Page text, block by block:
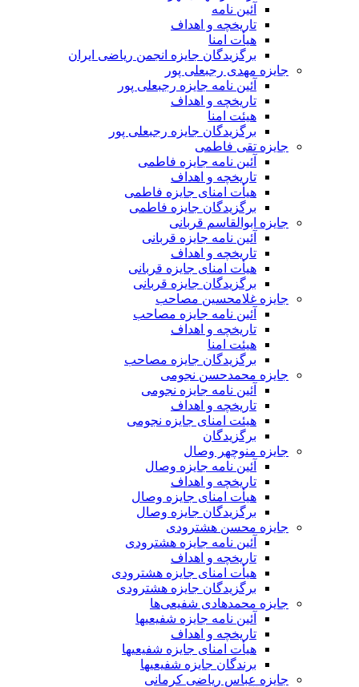
آئین نامه
تاریخچه و اهداف
هیأت امنا
برگزیدگان جایزه انجمن ریاضی ایران
جایزه مهدی رجبعلی پور
آئین نامه جایزه رجبعلی پور
تاریخچه و اهداف
هیئت امنا
برگزیدگان جایزه رجبعلی پور
جایزه تقی فاطمی
آئین نامه جایزه فاطمی
تاریخچه و اهداف
هیأت امنای جایزه فاطمی
برگزیدگان جایزه فاطمی
جایزه ابوالقاسم قربانی
آئین نامه جایزه قربانی
تاریخچه و اهداف
هیأت امنای جایزه قربانی
برگزیدگان جایزه قربانی
جایزه غلامحسین مصاحب
آئین نامه جایزه مصاحب
تاریخچه و اهداف
هیئت امنا
برگزیدگان جایزه مصاحب
جایزه محمدحسن نجومی
آئین نامه جایزه نجومی
تاریخچه و اهداف
هیئت امنای جایزه نجومی
برگزیدگان
جایزه منوچهر وصال
آئین نامه جایزه وصال
تاریخچه و اهداف
هیأت امنای جایزه وصال
برگزیدگان جایزه وصال
جایزه محسن هشترودی
آئین نامه جایزه هشترودی
تاریخچه و اهداف
هیأت امنای جایزه هشترودی
برگزیدگان جایزه هشترودی
جایزه محمدهادی شفیعی‌ها
آئین نامه جایزه شفیعیها
تاریخچه و اهداف
هیأت امنای جایزه شفیعیها
برندگان جایزه شفیعیها
جایزه عباس ریاضی کرمانی